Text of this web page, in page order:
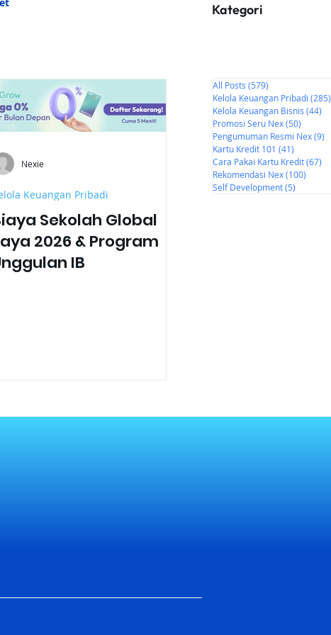
Kategori
Sekolah Global
2026 & Program
IB
Keuangan Pribadi
Nexie
All Posts (579)
Kelola Keuangan Pribadi (285)
Kelola Keuangan Bisnis (44)
Promosi Seru Nex(50)
Pengumuman Resmi Nex(9)
Kartu Kredit 101 (41)
Cara Pakai Kartu Kredit(67)
Rekomendasi Nex(100)
Self Development(5)